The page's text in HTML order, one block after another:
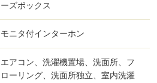
ーズボックス
モニタ付インターホン
エアコン、洗濯機置場、洗面所、フ
ローリング、洗面所独立、室内洗濯